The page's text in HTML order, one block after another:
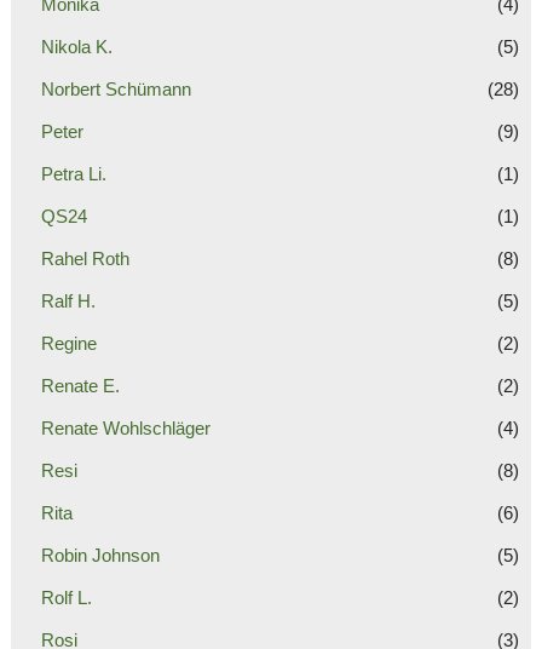
Monika (4)
Nikola K. (5)
Norbert Schümann (28)
Peter (9)
Petra Li. (1)
QS24 (1)
Rahel Roth (8)
Ralf H. (5)
Regine (2)
Renate E. (2)
Renate Wohlschläger (4)
Resi (8)
Rita (6)
Robin Johnson (5)
Rolf L. (2)
Rosi (3)